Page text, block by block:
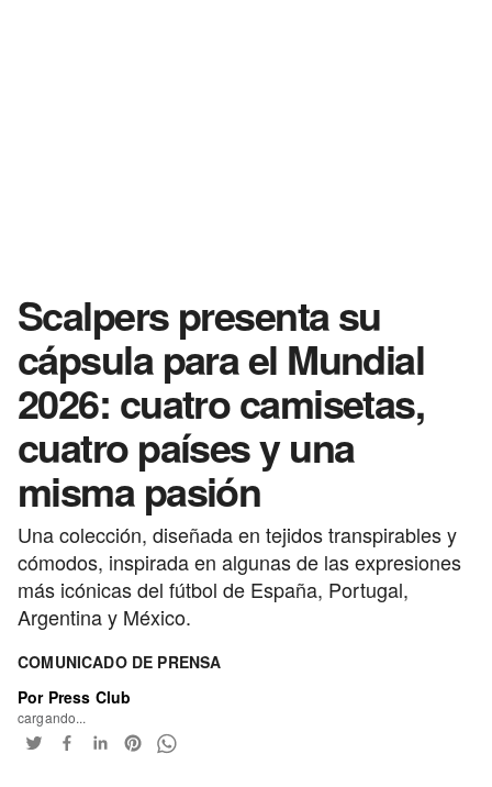
Scalpers presenta su
cápsula para el Mundial
2026: cuatro camisetas,
cuatro países y una
misma pasión
Una colección, diseñada en tejidos transpirables y
cómodos, inspirada en algunas de las expresiones
más icónicas del fútbol de España, Portugal,
Argentina y México.
COMUNICADO DE PRENSA
Por Press Club
cargando...